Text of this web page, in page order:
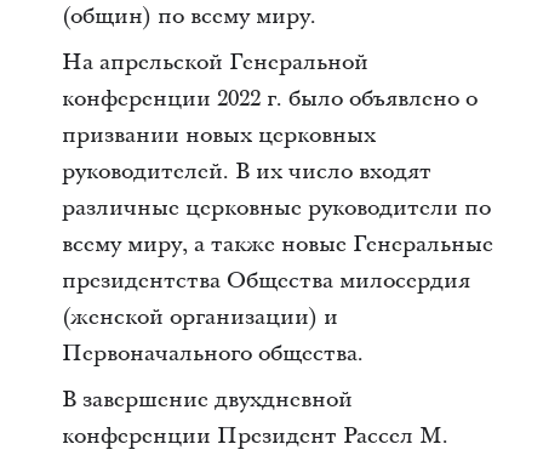
(общин) по всему миру.
На апрельской Генеральной
конференции 2022 г. было объявлено о
призвании новых церковных
руководителей. В их число входят
различные церковные руководители по
всему миру, а также новые Генеральные
президентства Общества милосердия
(женской организации) и
Первоначального общества.
В завершение двухдневной
конференции Президент Рассел М.